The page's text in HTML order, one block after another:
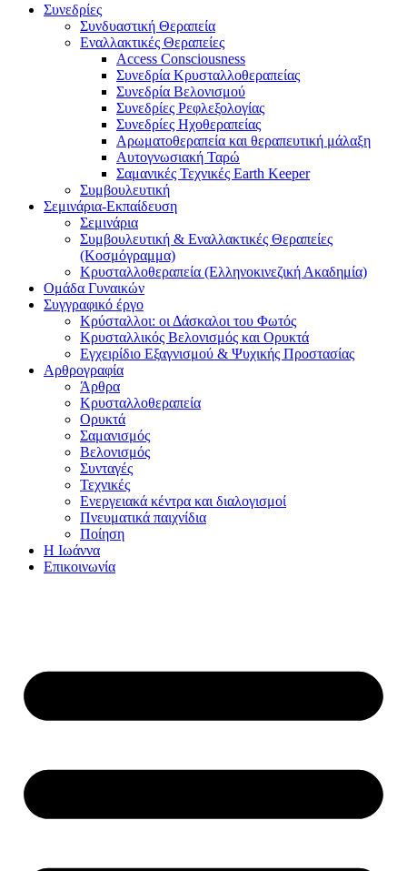
Συνεδρίες
Συνδυαστική Θεραπεία
Εναλλακτικές Θεραπείες
Access Consciousness
Συνεδρία Κρυσταλλοθεραπείας
Συνεδρία Βελονισμού
Συνεδρίες Ρεφλεξολογίας
Συνεδρίες Ηχοθεραπείας
Αρωματοθεραπεία και θεραπευτική μάλαξη
Αυτογνωσιακή Ταρώ
Σαμανικές Τεχνικές Earth Keeper
Συμβουλευτική
Σεμινάρια-Εκπαίδευση
Σεμινάρια
Συμβουλευτική & Εναλλακτικές Θεραπείες
(Κοσμόγραμμα)
Κρυσταλλοθεραπεία (Ελληνοκινεζική Ακαδημία)
Ομάδα Γυναικών
Συγγραφικό έργο
Κρύσταλλοι: οι Δάσκαλοι του Φωτός
Κρυσταλλικός Βελονισμός και Ορυκτά
Εγχειρίδιο Εξαγνισμού & Ψυχικής Προστασίας
Αρθρογραφία
Άρθρα
Κρυσταλλοθεραπεία
Ορυκτά
Σαμανισμός
Βελονισμός
Συνταγές
Τεχνικές
Ενεργειακά κέντρα και διαλογισμοί
Πνευματικά παιχνίδια
Ποίηση
Η Ιωάννα
Επικοινωνία